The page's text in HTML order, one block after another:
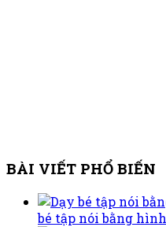
BÀI VIẾT PHỔ BIẾN
bé tập nói bằng